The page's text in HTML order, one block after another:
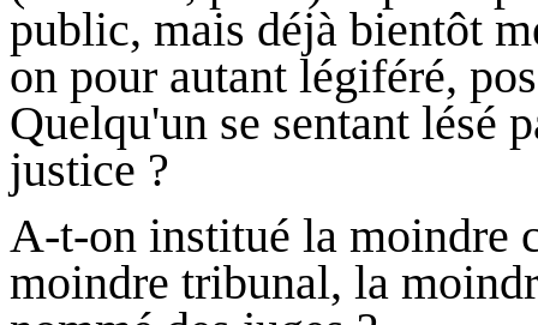
public, mais déjà bientôt
on pour autant légiféré,
Quelqu'un se sentant lésé
justice ?
A-t-on institué la moindre
moindre tribunal, la